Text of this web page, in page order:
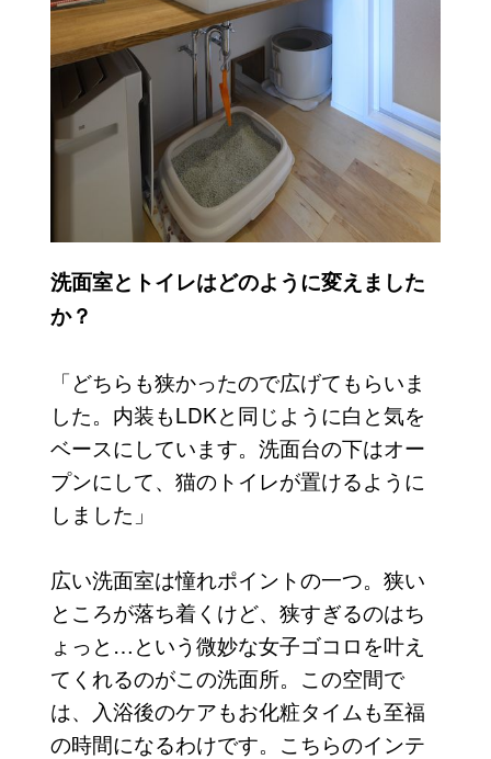
洗面室とトイレはどのように変えました
か？
「どちらも狭かったので広げてもらいま
した。内装もLDKと同じように白と気を
ベースにしています。洗面台の下はオー
プンにして、猫のトイレが置けるように
しました」
広い洗面室は憧れポイントの一つ。狭い
ところが落ち着くけど、狭すぎるのはち
ょっと…という微妙な女子ゴコロを叶え
てくれるのがこの洗面所。この空間で
は、入浴後のケアもお化粧タイムも至福
の時間になるわけです。こちらのインテ